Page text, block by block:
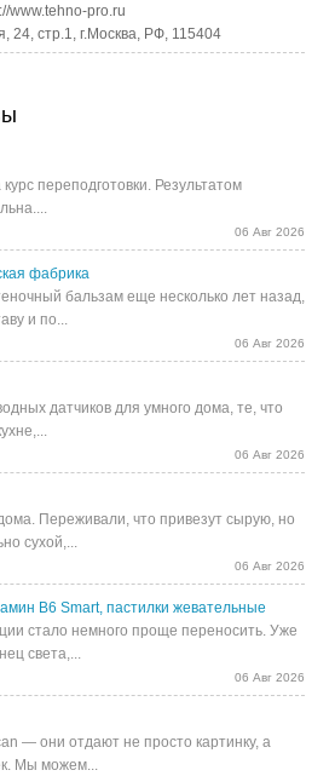
www.tehno-pro.ru
24, стр.1, г.Москва, РФ, 115404
переподготовки. Результатом
06 Авг 2026
фабрика
бальзам еще несколько лет назад,
и по...
06 Авг 2026
датчиков для умного дома, те, что
06 Авг 2026
Переживали, что привезут сырую, но
сухой,...
06 Авг 2026
В6 Smart, пастилки жевательные
стало немного проще переносить. Уже
света,...
06 Авг 2026
— они отдают не просто картинку, а
Мы можем...